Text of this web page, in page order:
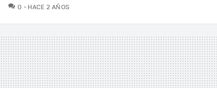
0 COMENTARIOS
HACE 2 AÑOS